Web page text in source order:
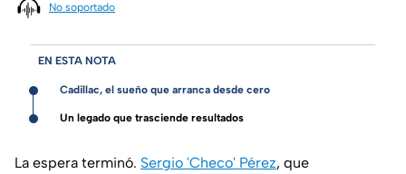
No soportado
EN ESTA NOTA
Cadillac, el sueño que arranca desde cero
Un legado que trasciende resultados
La espera terminó. Sergio 'Checo' Pérez, que